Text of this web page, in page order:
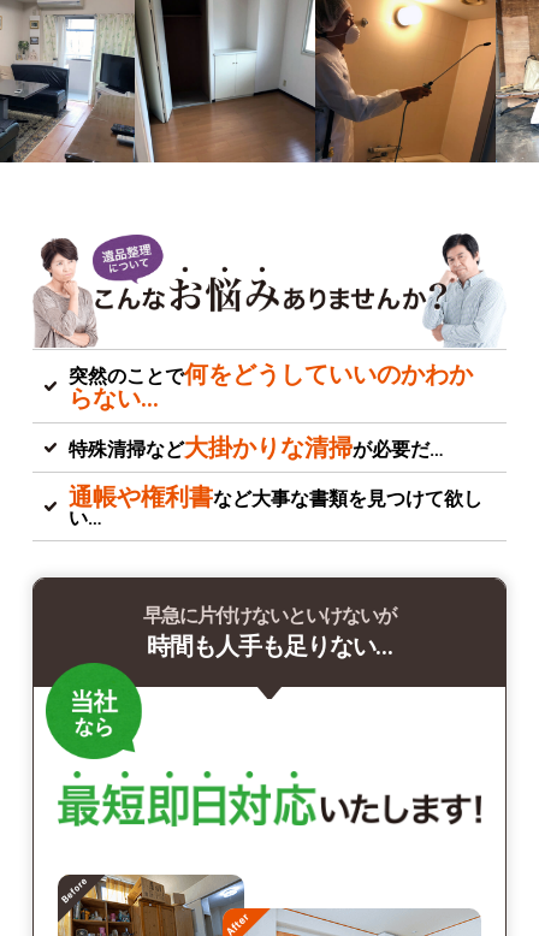
突然のことで何をどうしていいのかわか
らない…
特殊清掃など大掛かりな清掃が必要だ…
通帳や権利書など大事な書類を見つけて欲し
い…
早急に片付けないといけないが
時間も人手も足りない…